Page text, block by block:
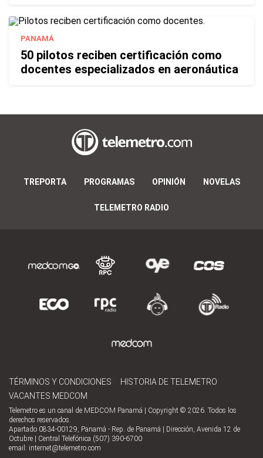
PANAMÁ
50 pilotos reciben certificación como
docentes especializados en aeronáutica
TREPORTA PROGRAMAS OPINIÓN NOVELAS
TELEMETRO RADIO
TÉRMINOS Y CONDICIONES
HISTORIA DE TELEMETRO
VACANTES MEDCOM
Telemetro es un canal de MEDCOM Panamá | Copyright © 2026. Todos los
derechos reservados.
Apartado 0834-00129, Panamá - Rep. de Panamá | Dirección, Avenida 12 de
Octubre | Central Telefónica (507) 390-6700
email: internet@telemetro.com